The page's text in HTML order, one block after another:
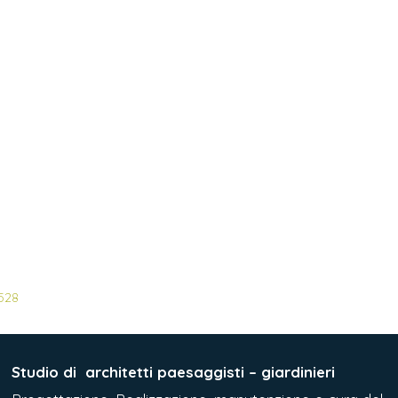
Studio di architetti paesaggisti – giardinieri